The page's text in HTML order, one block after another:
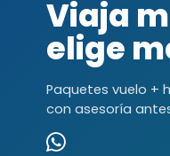
Viaja
elige
Paquetes vuelo +
con asesoría